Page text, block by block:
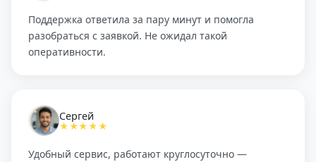
Поддержка ответила за пару минут и помогла
разобраться с заявкой. Не ожидал такой
оперативности.
Сергей
★★★★★
Удобный сервис, работают круглосуточно —